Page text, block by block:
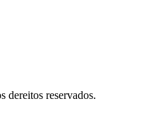
reservados.